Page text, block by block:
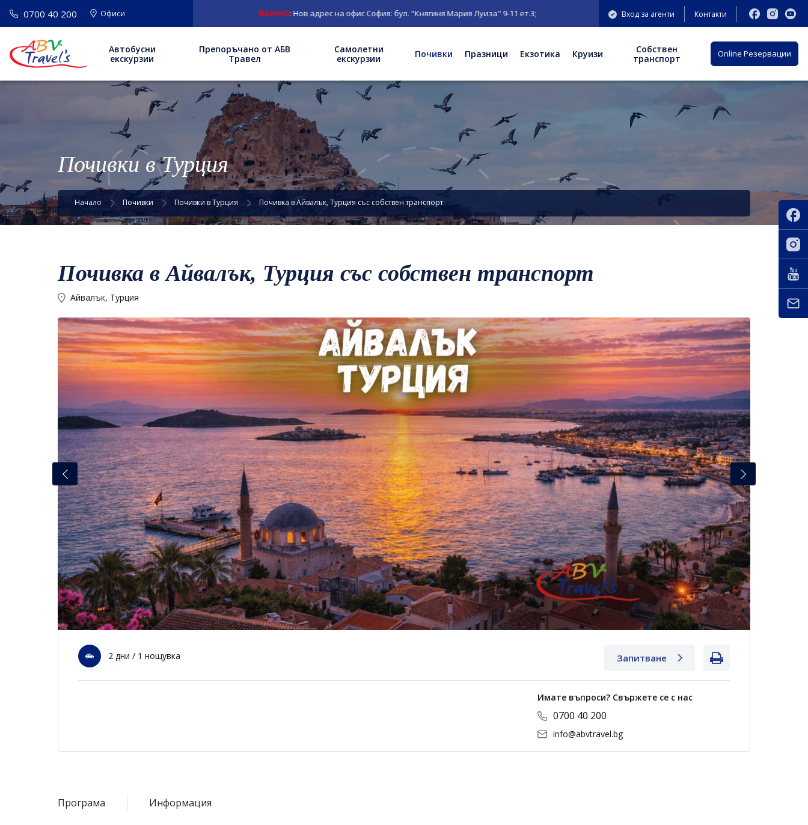
0700 40 200 Офиси : Нов адрес на офис София: бул. "Княгиня Мария Луиза" 9-11 ет.3; Вход за агенти Контакти
Автобусни
екскурзии
Препоръчано от АБВ
Травел
Самолетни
екскурзии
Почивки Празници Екзотика Круизи
Собствен
транспорт
Оnline Резервации
Почивки в Турция
Начало Почивки Почивки в Турция Почивка в Айвалък, Турция със собствен транспорт
Почивка в Айвалък, Турция със собствен транспорт
Айвалък, Турция
2 дни / 1 нощувка Запитване
Имате въпроси? Свържете се с нас
0700 40 200
info@abvtravel.bg
Програма Информация